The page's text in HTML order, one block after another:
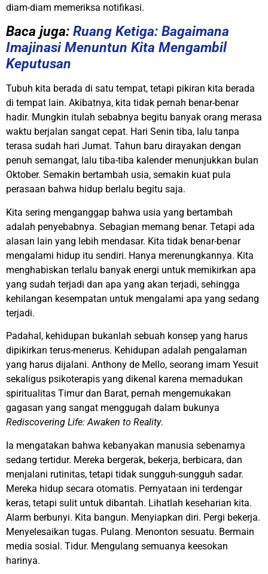
diam-diam memeriksa notifikasi.
Baca juga: Ruang Ketiga: Bagaimana
Imajinasi Menuntun Kita Mengambil
Keputusan
Tubuh kita berada di satu tempat, tetapi pikiran kita berada
di tempat lain. Akibatnya, kita tidak pernah benar-benar
hadir. Mungkin itulah sebabnya begitu banyak orang merasa
waktu berjalan sangat cepat. Hari Senin tiba, lalu tanpa
terasa sudah hari Jumat. Tahun baru dirayakan dengan
penuh semangat, lalu tiba-tiba kalender menunjukkan bulan
Oktober. Semakin bertambah usia, semakin kuat pula
perasaan bahwa hidup berlalu begitu saja.
Kita sering menganggap bahwa usia yang bertambah
adalah penyebabnya. Sebagian memang benar. Tetapi ada
alasan lain yang lebih mendasar. Kita tidak benar-benar
mengalami hidup itu sendiri. Hanya merenungkannya. Kita
menghabiskan terlalu banyak energi untuk memikirkan apa
yang sudah terjadi dan apa yang akan terjadi, sehingga
kehilangan kesempatan untuk mengalami apa yang sedang
terjadi.
Padahal, kehidupan bukanlah sebuah konsep yang harus
dipikirkan terus-menerus. Kehidupan adalah pengalaman
yang harus dijalani. Anthony de Mello, seorang imam Yesuit
sekaligus psikoterapis yang dikenal karena memadukan
spiritualitas Timur dan Barat, pernah mengemukakan
gagasan yang sangat menggugah dalam bukunya
Rediscovering Life: Awaken to Reality.
Ia mengatakan bahwa kebanyakan manusia sebenarnya
sedang tertidur. Mereka bergerak, bekerja, berbicara, dan
menjalani rutinitas, tetapi tidak sungguh-sungguh sadar.
Mereka hidup secara otomatis. Pernyataan ini terdengar
keras, tetapi sulit untuk dibantah. Lihatlah keseharian kita.
Alarm berbunyi. Kita bangun. Menyiapkan diri. Pergi bekerja.
Menyelesaikan tugas. Pulang. Menonton sesuatu. Bermain
media sosial. Tidur. Mengulang semuanya keesokan
harinya.